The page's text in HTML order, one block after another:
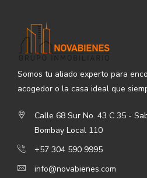
Somos tu aliado experto para
acogedor o la casa ideal que
Calle 68 Sur No. 43 C 35 -
Bombay Local 110
+57 304 590 9995
info@novabienes.com